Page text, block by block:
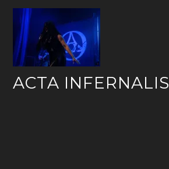
Skip
content
ACTA INFERNALIS